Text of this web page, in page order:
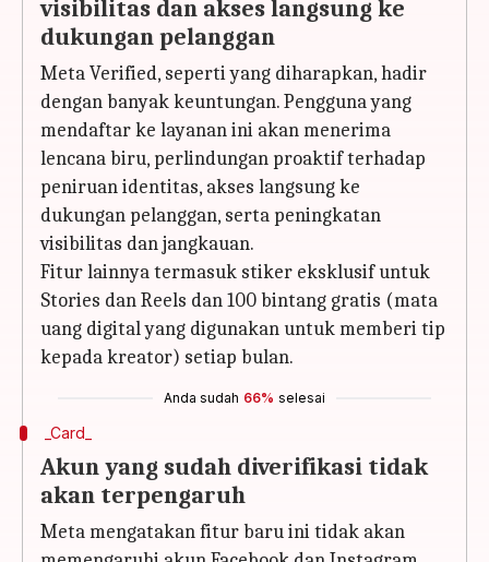
visibilitas dan akses langsung ke
dukungan pelanggan
Meta Verified, seperti yang diharapkan, hadir
dengan banyak keuntungan. Pengguna yang
mendaftar ke layanan ini akan menerima
lencana biru, perlindungan proaktif terhadap
peniruan identitas, akses langsung ke
dukungan pelanggan, serta peningkatan
visibilitas dan jangkauan.
Fitur lainnya termasuk stiker eksklusif untuk
Stories dan Reels dan 100 bintang gratis (mata
uang digital yang digunakan untuk memberi tip
kepada kreator) setiap bulan.
Anda sudah 66% selesai
_Card_
Akun yang sudah diverifikasi tidak
akan terpengaruh
Meta mengatakan fitur baru ini tidak akan